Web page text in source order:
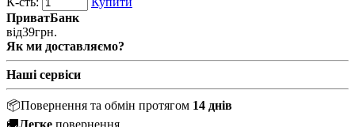
ПриватБанк
від39грн.
Як ми доставляємо?
Наші сервіси
📦Повернення та обмін протягом 14 днів
🚚Легке повернення